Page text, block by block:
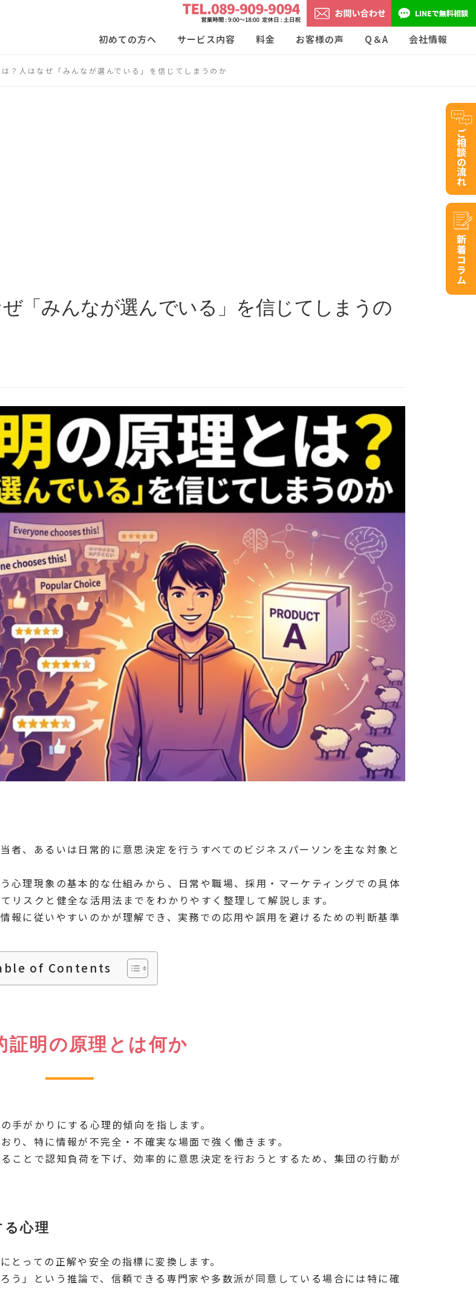
初めての方へ サービス内容 料金 お客様の声 Q＆A 会社情報
？人はなぜ「みんなが選んでいる」を信じてしまうのか
「みんなが選んでいる」を信じてしまうの
者、あるいは日常的に意思決定を行うすべてのビジネスパーソンを主な対象と
心理現象の基本的な仕組みから、日常や職場、採用・マーケティングでの具体
スクと健全な活用法までをわかりやすく整理して解説します。
報に従いやすいのかが理解でき、実務での応用や誤用を避けるための判断基準
of Contents
証明の原理とは何か
がかりにする心理的傾向を指します。
、特に情報が不完全・不確実な場面で強く働きます。
ことで認知負荷を下げ、効率的に意思決定を行おうとするため、集団の行動が
心理
っての正解や安全の指標に変換します。
う」という推論で、信頼できる専門家や多数派が同意している場合には特に確